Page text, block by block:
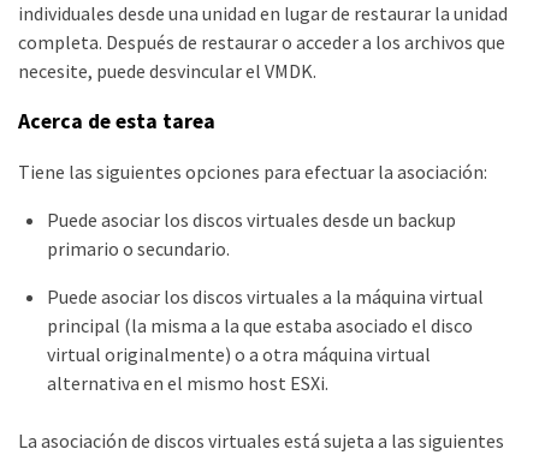
individuales desde una unidad en lugar de restaurar la unidad
completa. Después de restaurar o acceder a los archivos que
necesite, puede desvincular el VMDK.
Acerca de esta tarea
Tiene las siguientes opciones para efectuar la asociación:
Puede asociar los discos virtuales desde un backup
primario o secundario.
Puede asociar los discos virtuales a la máquina virtual
principal (la misma a la que estaba asociado el disco
virtual originalmente) o a otra máquina virtual
alternativa en el mismo host ESXi.
La asociación de discos virtuales está sujeta a las siguientes